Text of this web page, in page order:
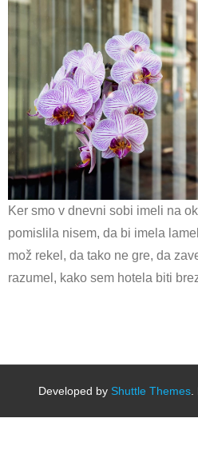
Ker smo v dnevni sobi imeli na
pomislila nisem, da bi imela
mož rekel, da tako ne gre, da
razumel, kako sem hotela biti
Developed by Shuttle Themes.